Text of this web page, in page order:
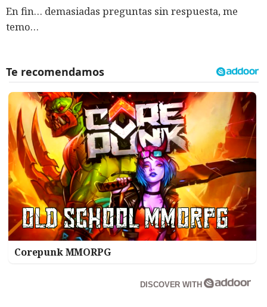
En fin… demasiadas preguntas sin respuesta, me
temo…
Corepunk MMORPG
DISCOVER WITH